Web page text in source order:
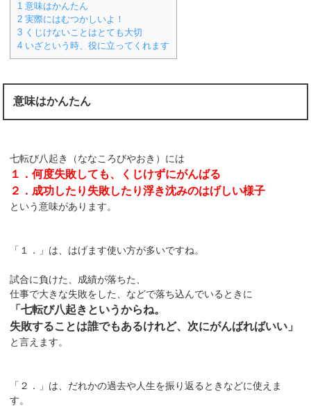
1 意味はかんたん
2 実際にはむつかしいよ！
3 くじけないことはとても大切
4 いざという時、役に立ってくれます
意味はかんたん
七転び八起き（ななころびやおき）には
１．何度失敗しても、くじけずにがんばる
２．成功したり失敗したり浮き沈みのはげしい様子
という意味があります。
「１．」は、はげます使い方が多いですね。
試合に負けた、成績が落ちた、
仕事で大きな失敗をした、などで落ち込んでいるときに
「七転び八起きというからね。
失敗することは誰でもあるけれど、次にがんばればいい」
と言えます。
「２．」は、だれかの過去や人生を振り返るときなどに使えま
す。